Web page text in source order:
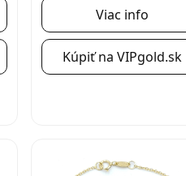
Viac info
Kúpiť na VIPgold.sk